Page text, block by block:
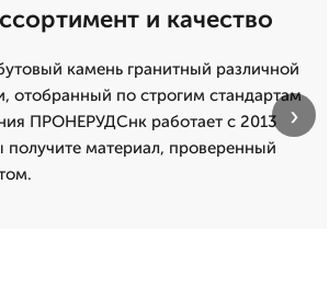
и качество
камень гранитный различной
отобранный по строгим стандартам
ПРОНЕРУДСнк работает с 2013
получите материал, проверенный
›